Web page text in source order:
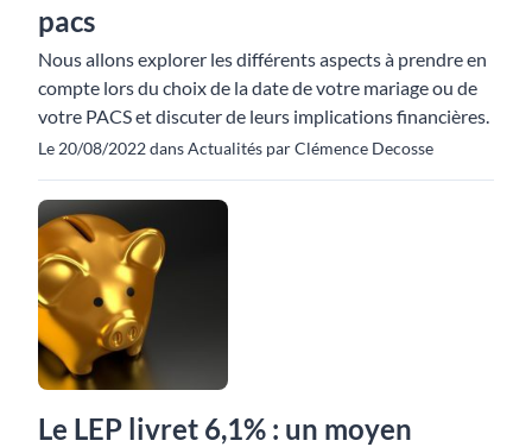
pacs
Nous allons explorer les différents aspects à prendre en
compte lors du choix de la date de votre mariage ou de
votre PACS et discuter de leurs implications financières.
Le 20/08/2022 dans Actualités par Clémence Decosse
Le LEP livret 6,1% : un moyen